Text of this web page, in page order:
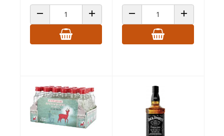
ANZAHL VERRINGERNANZAHL ERHÖHENANZAHL VERRINGERNANZAHL